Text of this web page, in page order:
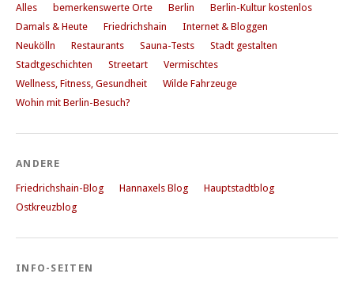
Alles bemerkenswerte Orte Berlin
Berlin-Kultur kostenlos
Damals & Heute
Friedrichshain
Internet & Bloggen
Neukölln
Restaurants Sauna-Tests
Stadt gestalten
Stadtgeschichten
Streetart
Vermischtes
Wellness, Fitness, Gesundheit
Wilde Fahrzeuge
Wohin mit Berlin-Besuch?
ANDERE
Friedrichshain-Blog Hannaxels Blog
Hauptstadtblog
Ostkreuzblog
INFO-SEITEN